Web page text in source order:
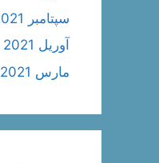
سپتامبر 2021
آوریل 2021
مارس 2021